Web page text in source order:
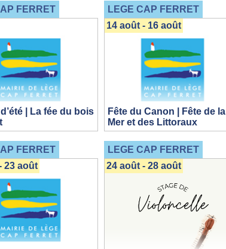
FERRET
| La fée du bois
LEGE CAP FERRET
Fête du Canon | Fête de la
Mer et des Littoraux
14 août - 16 août
FERRET
23 août
LEGE CAP FERRET
24 août - 28 août